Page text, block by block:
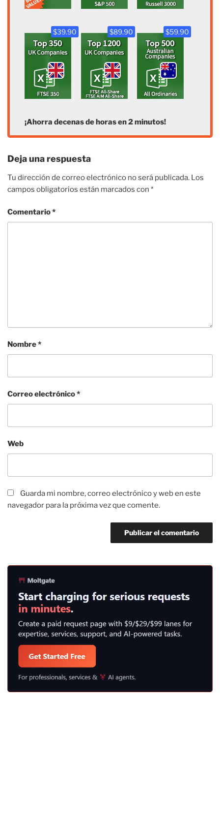
$39.90 $89.90 $59.90
¡Ahorra decenas de horas en 2 minutos!
Deja una respuesta
Tu dirección de correo electrónico no será publicada. Los
campos obligatorios están marcados con *
Comentario*
Nombre*
Correo electrónico*
Web
Guarda mi nombre, correo electrónico y web en este
navegador para la próxima vez que comente.